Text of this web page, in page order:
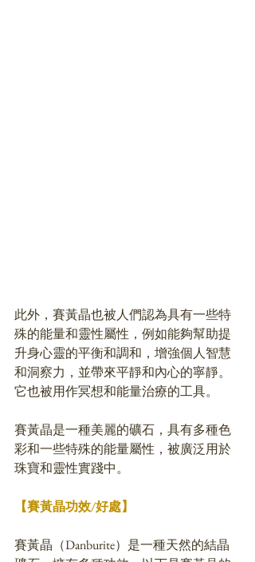
此外，賽黃晶也被人們認為具有一些特
殊的能量和靈性屬性，例如能夠幫助提
升身心靈的平衡和調和，增強個人智慧
和洞察力，並帶來平靜和內心的寧靜。
它也被用作冥想和能量治療的工具。
賽黃晶是一種美麗的礦石，具有多種色
彩和一些特殊的能量屬性，被廣泛用於
珠寶和靈性實踐中。
【賽黃晶功效/好處】
賽黃晶（Danburite）是一種天然的結晶